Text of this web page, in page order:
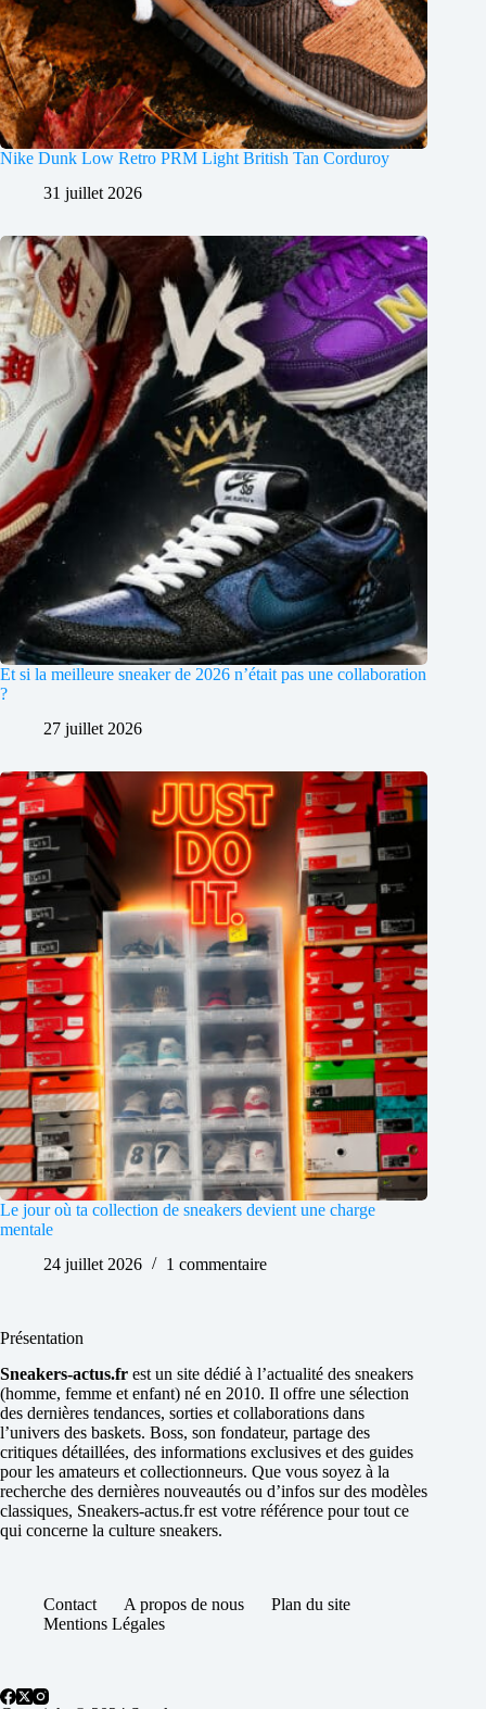
Nike Dunk Low Retro PRM Light British Tan Corduroy
31 juillet 2026
Et si la meilleure sneaker de 2026 n’était pas une collaboration
?
27 juillet 2026
Le jour où ta collection de sneakers devient une charge
mentale
24 juillet 2026
1 commentaire
Présentation
Sneakers-actus.fr est un site dédié à l’actualité des sneakers
(homme, femme et enfant) né en 2010. Il offre une sélection
des dernières tendances, sorties et collaborations dans
l’univers des baskets. Boss, son fondateur, partage des
critiques détaillées, des informations exclusives et des guides
pour les amateurs et collectionneurs. Que vous soyez à la
recherche des dernières nouveautés ou d’infos sur des modèles
classiques, Sneakers-actus.fr est votre référence pour tout ce
qui concerne la culture sneakers.
Contact A propos de nous
Plan du site
Mentions Légales